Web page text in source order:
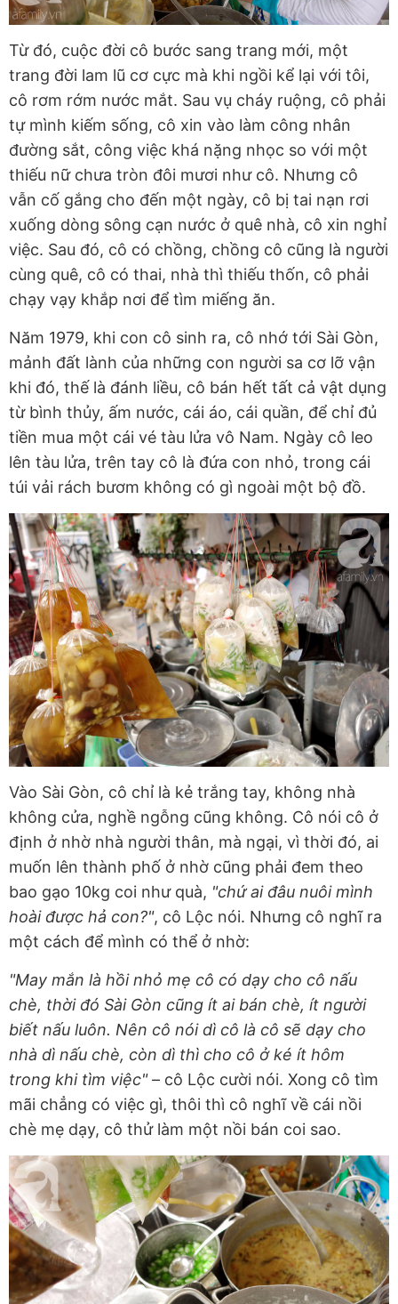
Từ đó, cuộc đời cô bước sang trang mới, một
trang đời lam lũ cơ cực mà khi ngồi kể lại với tôi,
cô rơm rớm nước mắt. Sau vụ cháy ruộng, cô phải
tự mình kiếm sống, cô xin vào làm công nhân
đường sắt, công việc khá nặng nhọc so với một
thiếu nữ chưa tròn đôi mươi như cô. Nhưng cô
vẫn cố gắng cho đến một ngày, cô bị tai nạn rơi
xuống dòng sông cạn nước ở quê nhà, cô xin nghỉ
việc. Sau đó, cô có chồng, chồng cô cũng là người
cùng quê, cô có thai, nhà thì thiếu thốn, cô phải
chạy vạy khắp nơi để tìm miếng ăn.
Năm 1979, khi con cô sinh ra, cô nhớ tới Sài Gòn,
mảnh đất lành của những con người sa cơ lỡ vận
khi đó, thế là đánh liều, cô bán hết tất cả vật dụng
từ bình thủy, ấm nước, cái áo, cái quần, để chỉ đủ
tiền mua một cái vé tàu lửa vô Nam. Ngày cô leo
lên tàu lửa, trên tay cô là đứa con nhỏ, trong cái
túi vải rách bươm không có gì ngoài một bộ đồ.
Vào Sài Gòn, cô chỉ là kẻ trắng tay, không nhà
không cửa, nghề ngỗng cũng không. Cô nói cô ở
định ở nhờ nhà người thân, mà ngại, vì thời đó, ai
muốn lên thành phố ở nhờ cũng phải đem theo
bao gạo 10kg coi như quà, "chứ ai đâu nuôi mình
hoài được hả con?", cô Lộc nói. Nhưng cô nghĩ ra
một cách để mình có thể ở nhờ:
"May mắn là hồi nhỏ mẹ cô có dạy cho cô nấu
chè, thời đó Sài Gòn cũng ít ai bán chè, ít người
biết nấu luôn. Nên cô nói dì cô là cô sẽ dạy cho
nhà dì nấu chè, còn dì thì cho cô ở ké ít hôm
trong khi tìm việc"– cô Lộc cười nói. Xong cô tìm
mãi chẳng có việc gì, thôi thì cô nghĩ về cái nồi
chè mẹ dạy, cô thử làm một nồi bán coi sao.